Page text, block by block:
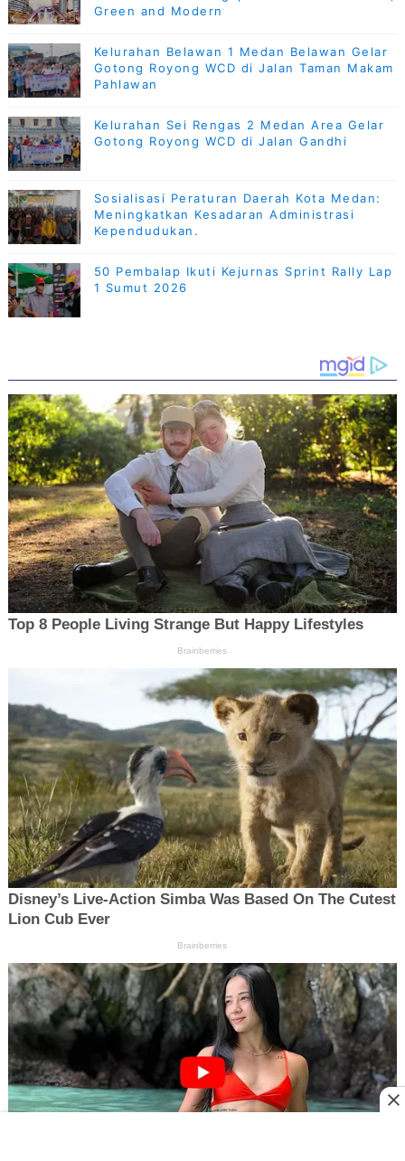
Green and Modern
Kelurahan Belawan 1 Medan Belawan Gelar
Gotong Royong WCD di Jalan Taman Makam
Pahlawan
Kelurahan Sei Rengas 2 Medan Area Gelar
Gotong Royong WCD di Jalan Gandhi
Sosialisasi Peraturan Daerah Kota Medan:
Meningkatkan Kesadaran Administrasi
Kependudukan.
50 Pembalap Ikuti Kejurnas Sprint Rally Lap
1 Sumut 2026